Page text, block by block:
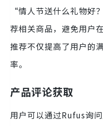
“情人节送什么礼物好
荐相关商品，避免用户
推荐不仅提高了用户的
率。
产品评论获取
用户可以通过Rufus询